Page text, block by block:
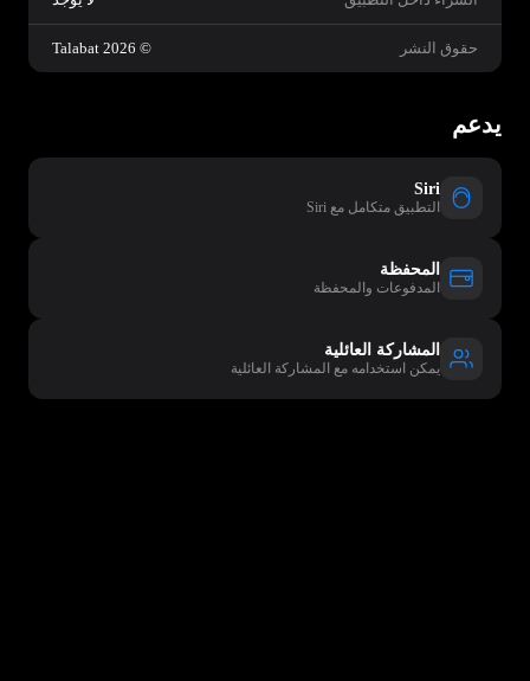
حقوق النشر © 2026 Talabat
يدعم
Siri
التطبيق متكامل مع Siri
المحفظة
المدفوعات والمحفظة
المشاركة العائلية
يمكن استخدامه مع المشاركة العائلية